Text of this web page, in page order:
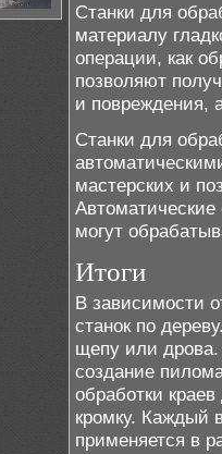
Станки для
материалу
операции, как
позволяют
и повреждения,
Станки для
мастерских и
могут
Итоги
В зависимости
станок по
щепу или дрова.
создание
обработки
кромку. Каждый
применяется в